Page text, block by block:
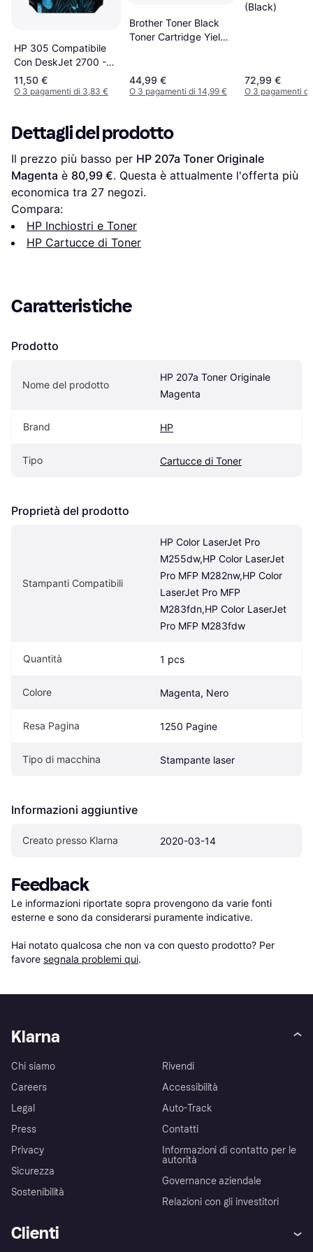
HP 305 Compatibile
Con DeskJet 2700 -
Magenta
11,50 €
O 3 pagamenti di 3,83 €
Brother Toner Black
Toner Cartridge Yield
44,99 €
O 3 pagamenti di 14,99 €
(Black)
72,99 €
O 3 pagamenti
Dettagli del prodotto
Il prezzo più basso per HP 207a Toner Originale
Magenta è 80,99 €. Questa è attualmente l'offerta più
economica tra 27 negozi.
Compara:
HP Inchiostri e Toner
HP Cartucce di Toner
Caratteristiche
Prodotto
Nome del prodotto
HP 207a Toner Originale
Magenta
Brand HP
Tipo Cartucce di Toner
Proprietà del prodotto
Stampanti Compatibili
HP Color LaserJet Pro
M255dw,HP Color LaserJet
Pro MFP M282nw,HP Color
LaserJet Pro MFP
M283fdn,HP Color LaserJet
Pro MFP M283fdw
Quantità 1 pcs
Colore Magenta, Nero
Resa Pagina 1250 Pagine
Tipo di macchina Stampante laser
Informazioni aggiuntive
Creato presso Klarna 2020-03-14
Feedback
Le informazioni riportate sopra provengono da varie fonti
esterne e sono da considerarsi puramente indicative.
Hai notato qualcosa che non va con questo prodotto? Per
favore segnala problemi qui.
Klarna
Chi siamo
Careers
Legal
Press
Privacy
Sicurezza
Sostenibilità
Rivendi
Accessibilità
Auto-Track
Contatti
Informazioni di contatto per le
autorità
Governance aziendale
Relazioni con gli investitori
Clienti